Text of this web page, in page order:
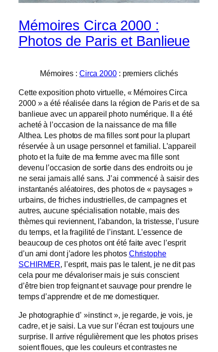
Mémoires Circa 2000 :
Photos de Paris et Banlieue
Mémoires : Circa 2000: premiers clichés
Cette exposition photo virtuelle, « Mémoires Circa
2000 » a été réalisée dans la région de Paris et de sa
banlieue avec un appareil photo numérique. Il a été
acheté à l’occasion de la naissance de ma fille
Althea. Les photos de ma filles sont pour la plupart
réservée à un usage personnel et familial. L’appareil
photo et la fuite de ma femme avec ma fille sont
devenu l’occasion de sortie dans des endroits ou je
ne serai jamais allé sans. J’ai commencé à saisir des
instantanés aléatoires, des photos de « paysages »
urbains, de friches industrielles, de campagnes et
autres, aucune spécialisation notable, mais des
thèmes qui reviennent, l’abandon, la tristesse, l’usure
du temps, et la fragilité de l’instant. L’essence de
beaucoup de ces photos ont été faite avec l’esprit
d’un ami dont j’adore les photos Christophe
SCHIRMER, l’esprit, mais pas le talent, je ne dit pas
cela pour me dévaloriser mais je suis conscient
d’être bien trop feignant et sauvage pour prendre le
temps d’apprendre et de me domestiquer.
Je photographie d’ »instinct », je regarde, je vois, je
cadre, et je saisi. La vue sur l’écran est toujours une
surprise. Il arrive régulièrement que les photos prises
soient floues, que les couleurs et contrastes ne